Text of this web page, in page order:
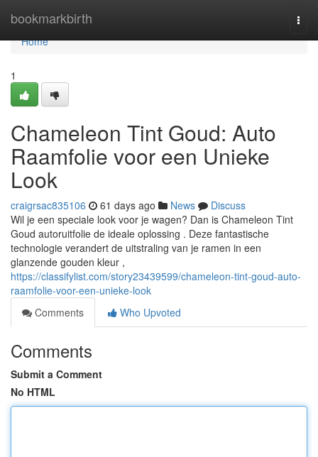
bookmarkbirth
Home
Home
1
Chameleon Tint Goud: Auto
Raamfolie voor een Unieke
Look
craigrsac835106 61 days ago News
Discuss
Wil je een speciale look voor je wagen? Dan is Chameleon Tint
Goud autoruitfolie de ideale oplossing . Deze fantastische
technologie verandert de uitstraling van je ramen in een
glanzende gouden kleur ,
https://classifylist.com/story23439599/chameleon-tint-goud-auto-
raamfolie-voor-een-unieke-look
Comments
Who Upvoted
Comments
Submit a Comment
No HTML